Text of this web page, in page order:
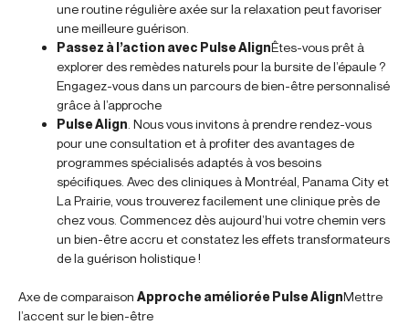
une routine régulière axée sur la relaxation peut favoriser
une meilleure guérison.
Passez à l’action avec Pulse AlignÊtes-vous prêt à
explorer des remèdes naturels pour la bursite de l’épaule ?
Engagez-vous dans un parcours de bien-être personnalisé
grâce à l’approche
Pulse Align . Nous vous invitons à prendre rendez-vous
pour une consultation et à profiter des avantages de
programmes spécialisés adaptés à vos besoins
spécifiques. Avec des cliniques à Montréal, Panama City et
La Prairie, vous trouverez facilement une clinique près de
chez vous. Commencez dès aujourd’hui votre chemin vers
un bien-être accru et constatez les effets transformateurs
de la guérison holistique !
Axe de comparaison Approche améliorée Pulse AlignMettre
l’accent sur le bien-être